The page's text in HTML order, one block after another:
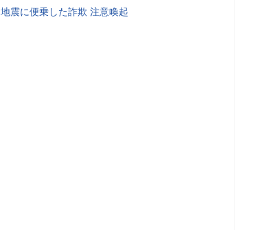
地震に便乗した詐欺 注意喚起